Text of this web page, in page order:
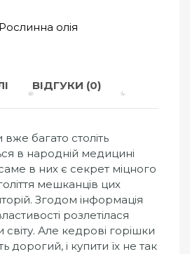
Рослинна олія
ВІДГУКИ (0)
багато століть
в народній медицині
в них є секрет міцного
мешканців цих
Згодом інформація
розлетілася
Але кедрові горішки
дорогий, і купити їх не так